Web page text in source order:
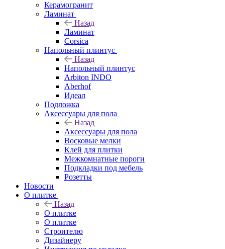
Керамогранит
Ламинат
Назад
Ламинат
Corsica
Напольный плинтус
Назад
Напольный плинтус
Arbiton INDO
Aberhof
Идеал
Подложка
Аксессуары для пола
Назад
Аксессуары для пола
Восковые мелки
Клей для плитки
Межкомнатные пороги
Подкладки под мебель
Розетты
Новости
О плитке
Назад
О плитке
О плитке
Строителю
Дизайнеру